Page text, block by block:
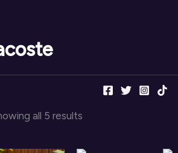
all 5 results